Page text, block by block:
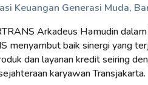
Keuangan Generasi Muda,
Arkadeus Hamudin
menyambut baik sinergi yang
dan layanan kredit seiring
karyawan Transjakarta.